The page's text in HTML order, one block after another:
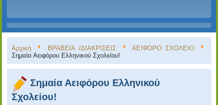
Αρχική ΒΡΑΒΕΙΑ /ΔΙΑΚΡΙΣΕΙΣ
ΑΕΙΦΟΡΟ ΣΧΟΛΕΙΟ
Σημαία Αειφόρου Ελληνικού Σχολείου!
Σημαία Αειφόρου Ελληνικού
Σχολείου!